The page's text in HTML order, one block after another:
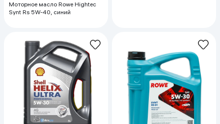
Моторное масло Rowe Hightec
Synt Rs 5W-40, синий